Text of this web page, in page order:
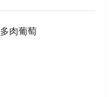
多肉葡萄